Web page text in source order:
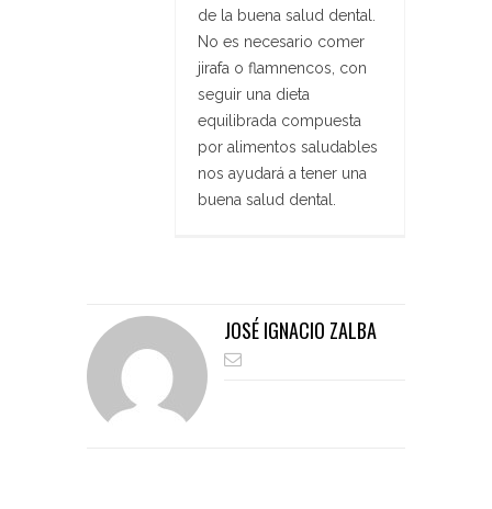
de la buena salud dental.
No es necesario comer
jirafa o flamnencos, con
seguir una dieta
equilibrada compuesta
por alimentos saludables
nos ayudará a tener una
buena salud dental.
JOSÉ IGNACIO ZALBA